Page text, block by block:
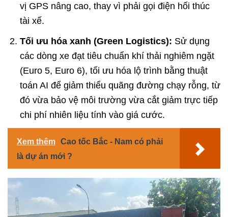
vị GPS nâng cao, thay vì phải gọi điện hối thúc
tài xế.
Tối ưu hóa xanh (Green Logistics): Sử dụng
các dòng xe đạt tiêu chuẩn khí thải nghiêm ngặt
(Euro 5, Euro 6), tối ưu hóa lộ trình bằng thuật
toán AI để giảm thiểu quãng đường chạy rỗng, từ
đó vừa bảo vệ môi trường vừa cắt giảm trực tiếp
chi phí nhiên liệu tính vào giá cước.
Xem thêm Cao tốc Bắc - Nam có phải
là dự án mới ?